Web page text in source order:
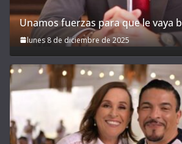
Unamos fuerzas para que le vaya
lunes 8 de diciembre de 2025